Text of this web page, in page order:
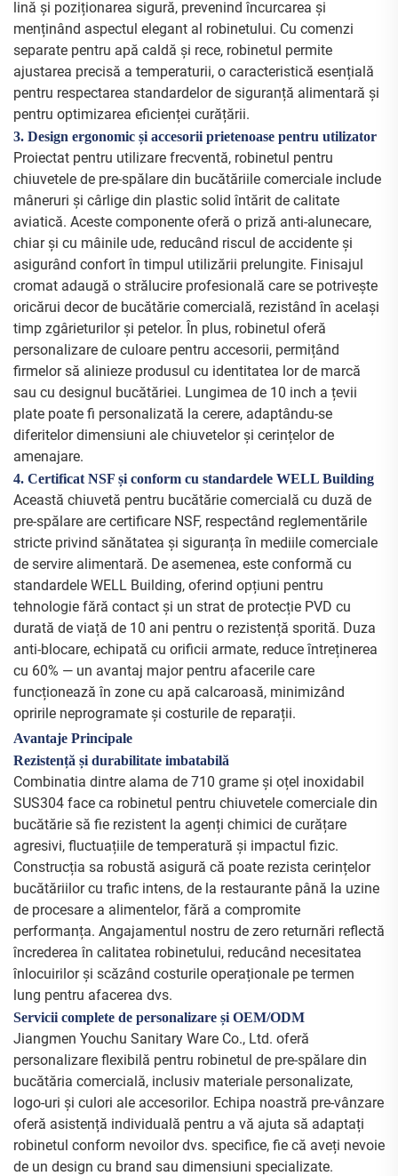
lină și poziționarea sigură, prevenind încurcarea și
menținând aspectul elegant al robinetului. Cu comenzi
separate pentru apă caldă și rece, robinetul permite
ajustarea precisă a temperaturii, o caracteristică esențială
pentru respectarea standardelor de siguranță alimentară și
pentru optimizarea eficienței curățării.
3. Design ergonomic și accesorii prietenoase pentru utilizator
Proiectat pentru utilizare frecventă, robinetul pentru
chiuvetele de pre-spălare din bucătăriile comerciale include
mâneruri și cârlige din plastic solid întărit de calitate
aviatică. Aceste componente oferă o priză anti-alunecare,
chiar și cu mâinile ude, reducând riscul de accidente și
asigurând confort în timpul utilizării prelungite. Finisajul
cromat adaugă o strălucire profesională care se potrivește
oricărui decor de bucătărie comercială, rezistând în același
timp zgârieturilor și petelor. În plus, robinetul oferă
personalizare de culoare pentru accesorii, permițând
firmelor să alinieze produsul cu identitatea lor de marcă
sau cu designul bucătăriei. Lungimea de 10 inch a țevii
plate poate fi personalizată la cerere, adaptându-se
diferitelor dimensiuni ale chiuvetelor și cerințelor de
amenajare.
4. Certificat NSF și conform cu standardele WELL Building
Această chiuvetă pentru bucătărie comercială cu duză de
pre-spălare are certificare NSF, respectând reglementările
stricte privind sănătatea și siguranța în mediile comerciale
de servire alimentară. De asemenea, este conformă cu
standardele WELL Building, oferind opțiuni pentru
tehnologie fără contact și un strat de protecție PVD cu
durată de viață de 10 ani pentru o rezistență sporită. Duza
anti-blocare, echipată cu orificii armate, reduce întreținerea
cu 60% — un avantaj major pentru afacerile care
funcționează în zone cu apă calcaroasă, minimizând
opririle neprogramate și costurile de reparații.
Avantaje Principale
Rezistență și durabilitate imbatabilă
Combinatia dintre alama de 710 grame și oțel inoxidabil
SUS304 face ca robinetul pentru chiuvetele comerciale din
bucătărie să fie rezistent la agenți chimici de curățare
agresivi, fluctuațiile de temperatură și impactul fizic.
Construcția sa robustă asigură că poate rezista cerințelor
bucătăriilor cu trafic intens, de la restaurante până la uzine
de procesare a alimentelor, fără a compromite
performanța. Angajamentul nostru de zero returnări reflectă
încrederea în calitatea robinetului, reducând necesitatea
înlocuirilor și scăzând costurile operaționale pe termen
lung pentru afacerea dvs.
Servicii complete de personalizare și OEM/ODM
Jiangmen Youchu Sanitary Ware Co., Ltd. oferă
personalizare flexibilă pentru robinetul de pre-spălare din
bucătăria comercială, inclusiv materiale personalizate,
logo-uri și culori ale accesorilor. Echipa noastră pre-vânzare
oferă asistență individuală pentru a vă ajuta să adaptați
robinetul conform nevoilor dvs. specifice, fie că aveți nevoie
de un design cu brand sau dimensiuni specializate.